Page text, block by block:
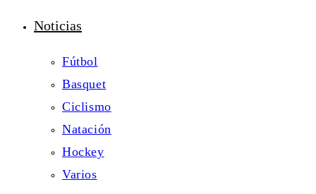
Noticias
Fútbol
Basquet
Ciclismo
Natación
Hockey
Varios